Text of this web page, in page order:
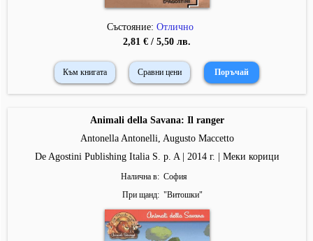
Състояние: Отлично
2,81 € / 5,50 лв.
Към книгата Сравни цени
Animali della Savana: Il ranger
Antonella Antonelli, Augusto Maccetto
De Agostini Publishing Italia S. p. A | 2014 г. | Меки корици
Налична в
София
При щанд
"Витошки"